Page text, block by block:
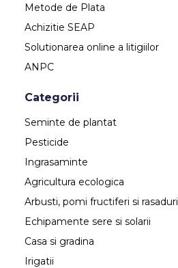
Metode de Plata
Achizitie SEAP
Solutionarea online a litigiilor
ANPC
Categorii
Seminte de plantat
Pesticide
Ingrasaminte
Agricultura ecologica
Arbusti, pomi fructiferi si rasaduri
Echipamente sere si solarii
Casa si gradina
Irigatii